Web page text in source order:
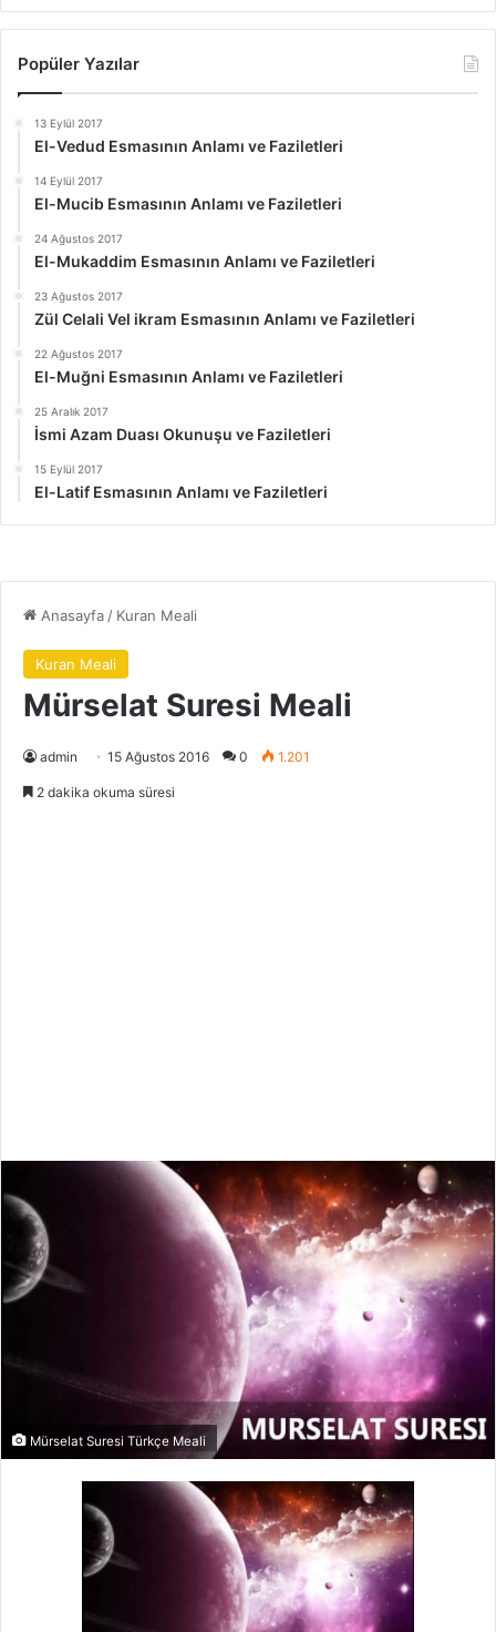
Popüler Yazılar
13 Eylül 2017
El-Vedud Esmasının Anlamı ve Faziletleri
14 Eylül 2017
El-Mucib Esmasının Anlamı ve Faziletleri
24 Ağustos 2017
El-Mukaddim Esmasının Anlamı ve Faziletleri
23 Ağustos 2017
Zül Celali Vel ikram Esmasının Anlamı ve Faziletleri
22 Ağustos 2017
El-Muğni Esmasının Anlamı ve Faziletleri
25 Aralık 2017
İsmi Azam Duası Okunuşu ve Faziletleri
15 Eylül 2017
El-Latif Esmasının Anlamı ve Faziletleri